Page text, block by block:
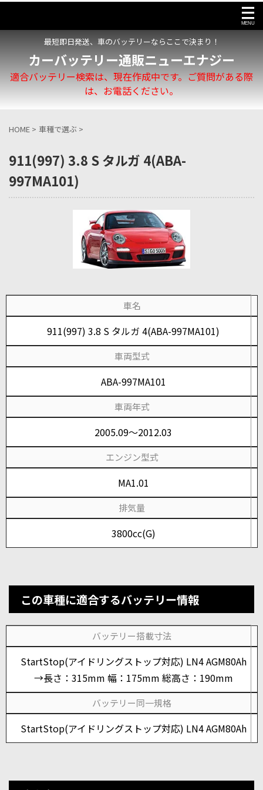
最短即日発送、車のバッテリーならここで決まり！
カーバッテリー通販ニューエナジー
適合バッテリー検索は、現在作成中です。ご質問がある際
は、お電話ください。
HOME > 車種で選ぶ >
911(997) 3.8 S タルガ 4(ABA-
997MA101)
車名
911(997) 3.8 S タルガ 4(ABA-997MA101)
車両型式
ABA-997MA101
車両年式
2005.09～2012.03
エンジン型式
MA1.01
排気量
3800cc(G)
この車種に適合するバッテリー情報
バッテリー搭載寸法
StartStop(アイドリングストップ対応) LN4 AGM80Ah
→長さ：315mm 幅：175mm 総高さ：190mm
バッテリー同一規格
StartStop(アイドリングストップ対応) LN4 AGM80Ah